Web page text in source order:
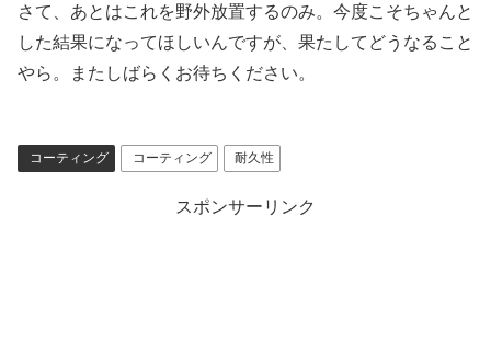
さて、あとはこれを野外放置するのみ。今度こそちゃんと
した結果になってほしいんですが、果たしてどうなること
やら。またしばらくお待ちください。
コーティング コーティング 耐久性
スポンサーリンク